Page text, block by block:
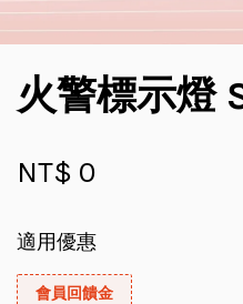
火警標示燈
NT$ 0
適用優惠
會員回饋金